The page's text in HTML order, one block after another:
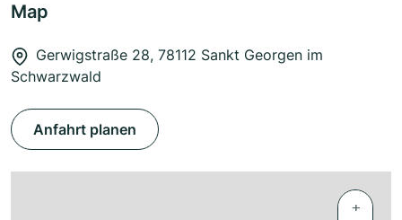
Map
Gerwigstraße 28, 78112 Sankt Georgen im
Schwarzwald
Anfahrt planen
+